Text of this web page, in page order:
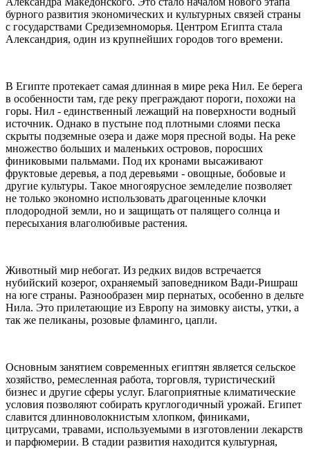
бурного развития экономических и культурных связей страны
с государствами Средиземноморья. Центром Египта стала
Александрия, один из крупнейших городов того времени.
В Египте протекает самая длинная в мире река Нил. Ее берега
в особенности там, где реку преграждают пороги, похожи на
горы. Нил - единственный лежащий на поверхности водный
источник. Однако в пустыне под плотными слоями песка
скрыты подземные озера и даже моря пресной воды. На реке
множество больших и маленьких островов, поросших
финиковыми пальмами. Под их кронами высаживают
фруктовые деревья, а под деревьями - овощные, бобовые и
другие культуры. Такое многоярусное земледелие позволяет
не только экономно использовать драгоценные клочки
плодородной земли, но и защищать от палящего солнца и
пересыхания влаголюбивые растения.
Животный мир небогат. Из редких видов встречается
нубийский козерог, охраняемый заповедником Вади-Ришраш
на юге страны. Разнообразен мир пернатых, особенно в дельте
Нила. Это прилетающие из Европу на зимовку аисты, утки, а
так же пеликаны, розовые фламинго, цапли.
Основным занятием современных египтян является сельское
хозяйство, ремесленная работа, торговля, туристический
бизнес и другие сферы услуг. Благоприятные климатические
условия позволяют собирать круглогодичный урожай. Египет
славится длинноволокнистым хлопком, финиками,
цитрусами, травами, используемыми в изготовлении лекарств
и парфюмерии. В стадии развития находится культурная,